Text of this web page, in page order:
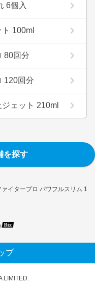
イタープロ パワフルスリム 12
6個入
100ml
80回分
120回分
ェット 210ml
を探す
プ
LIMITED.